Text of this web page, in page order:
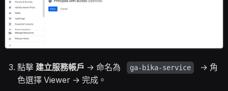
點擊 建立服務帳戶 → 命名為 ga-bika-service
→ 角
色選擇 Viewer → 完成。